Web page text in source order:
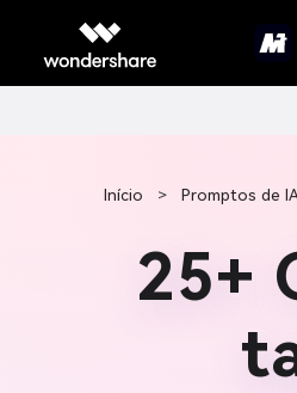
Início > Promptos de IA
25+